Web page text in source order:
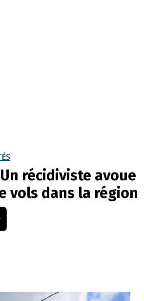
récidiviste avoue
vols dans la région